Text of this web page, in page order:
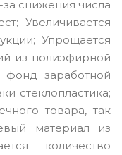
снижения числа
Увеличивается
Упрощается
из полиэфирной
заработной
стеклопластика;
товара, так
материал из
количество